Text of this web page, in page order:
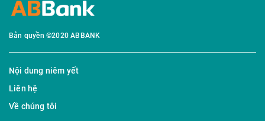
Bản quyền ©2020 ABBANK
Nội dung niêm yết
Liên hệ
Về chúng tôi